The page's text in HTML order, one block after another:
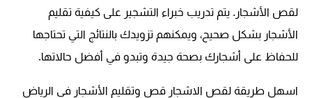
لقص الأشجار. يتم تدريب خبراء التشجير على كيفية تقليم
الأشجار بشكل صحيح، ويمكنهم تزويدك بالنتائج التي تحتاجها
للحفاظ على أشجارك بصحة جيدة وتبدو في أفضل حالاتها.
اسهل طريقة لقص الاشجار قص وتقليم الأشجار في الرياض